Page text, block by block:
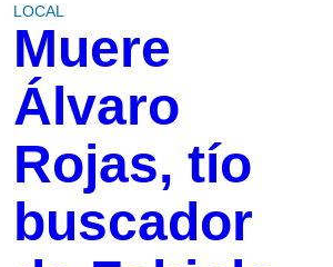
LOCAL
Muere
Álvaro
Rojas, tío
buscador